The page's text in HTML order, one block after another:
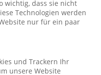
wichtig, dass sie nicht
Technologien werden
nur für ein paar
und Trackern Ihr
unsere Website